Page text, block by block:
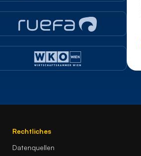
Rechtliches
Datenquellen